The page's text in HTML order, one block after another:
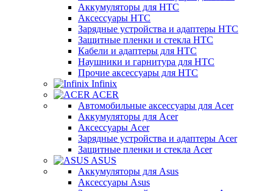
Аккумуляторы для HTC
Аксессуары HTC
Зарядные устройства и адаптеры HTC
Защитные пленки и стекла HTC
Кабели и адаптеры для HTC
Наушники и гарнитура для HTC
Прочие аксессуары для HTC
Infinix
ACER
Автомобильные аксессуары для Acer
Аккумуляторы для Acer
Аксессуары Acer
Зарядные устройства и адаптеры Acer
Защитные пленки и стекла Acer
ASUS
Аккумуляторы для Asus
Аксессуары Asus